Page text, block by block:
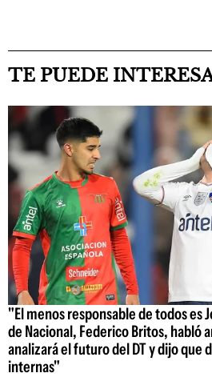
TE PUEDE
"El menos responsable de todos es
de Nacional, Federico Britos, habló
analizará el futuro del DT y dijo que
internas"